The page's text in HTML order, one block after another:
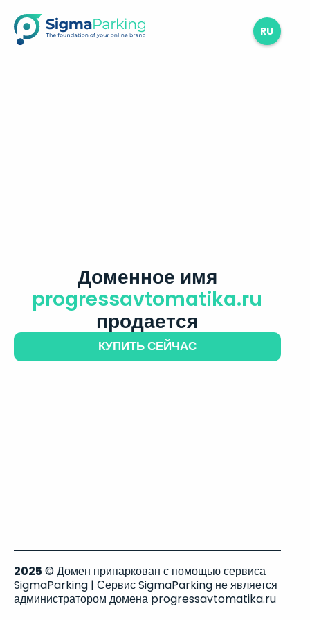
RU
Доменное имя
progressavtomatika.ru
продается
КУПИТЬ СЕЙЧАС
2025 © Домен припаркован с помощью сервиса
SigmaParking | Сервис SigmaParking не является
администратором домена progressavtomatika.ru